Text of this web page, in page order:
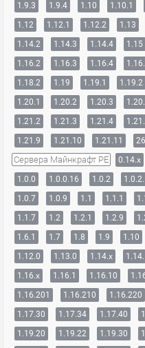
1.9.3
1.9.4 1.10 1.10.1
1.12
1.12.1 1.12.2 1.13
1.14.2
1.14.3 1.14.4 1.15
1.16.2
1.16.3 1.16.4
1.18.2
1.19 1.19.1 1.19.2
1.20.1
1.20.2 1.20.3
1.21.2
1.21.3 1.21.4
1.21.9
1.21.10 1.21.11
Сервера Майнкрафт PE 0.14.x
1.0.0
1.0.0.16 1.0.2
1.0.7
1.0.9 1.1 1.1.1
1.1.7
1.2 1.2.1 1.2.9
1.6.1
1.7 1.8 1.9 1.10
1.12.0
1.13.0 1.14.x
1.16.x
1.16.1 1.16.10
1.16.201
1.16.210 1.16.220
1.17.30
1.17.34 1.17.40
1.19.20
1.19.22 1.19.30